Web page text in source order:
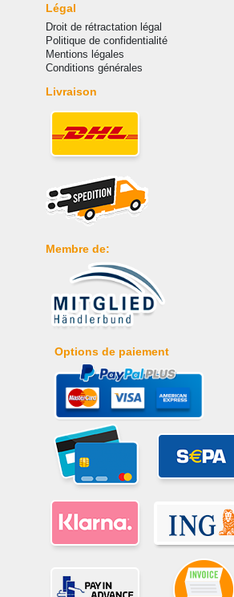
Légal
Droit de rétractation légal
Politique de confidentialité
Mentions légales
Conditions générales
Livraison
Membre de:
Options de paiement